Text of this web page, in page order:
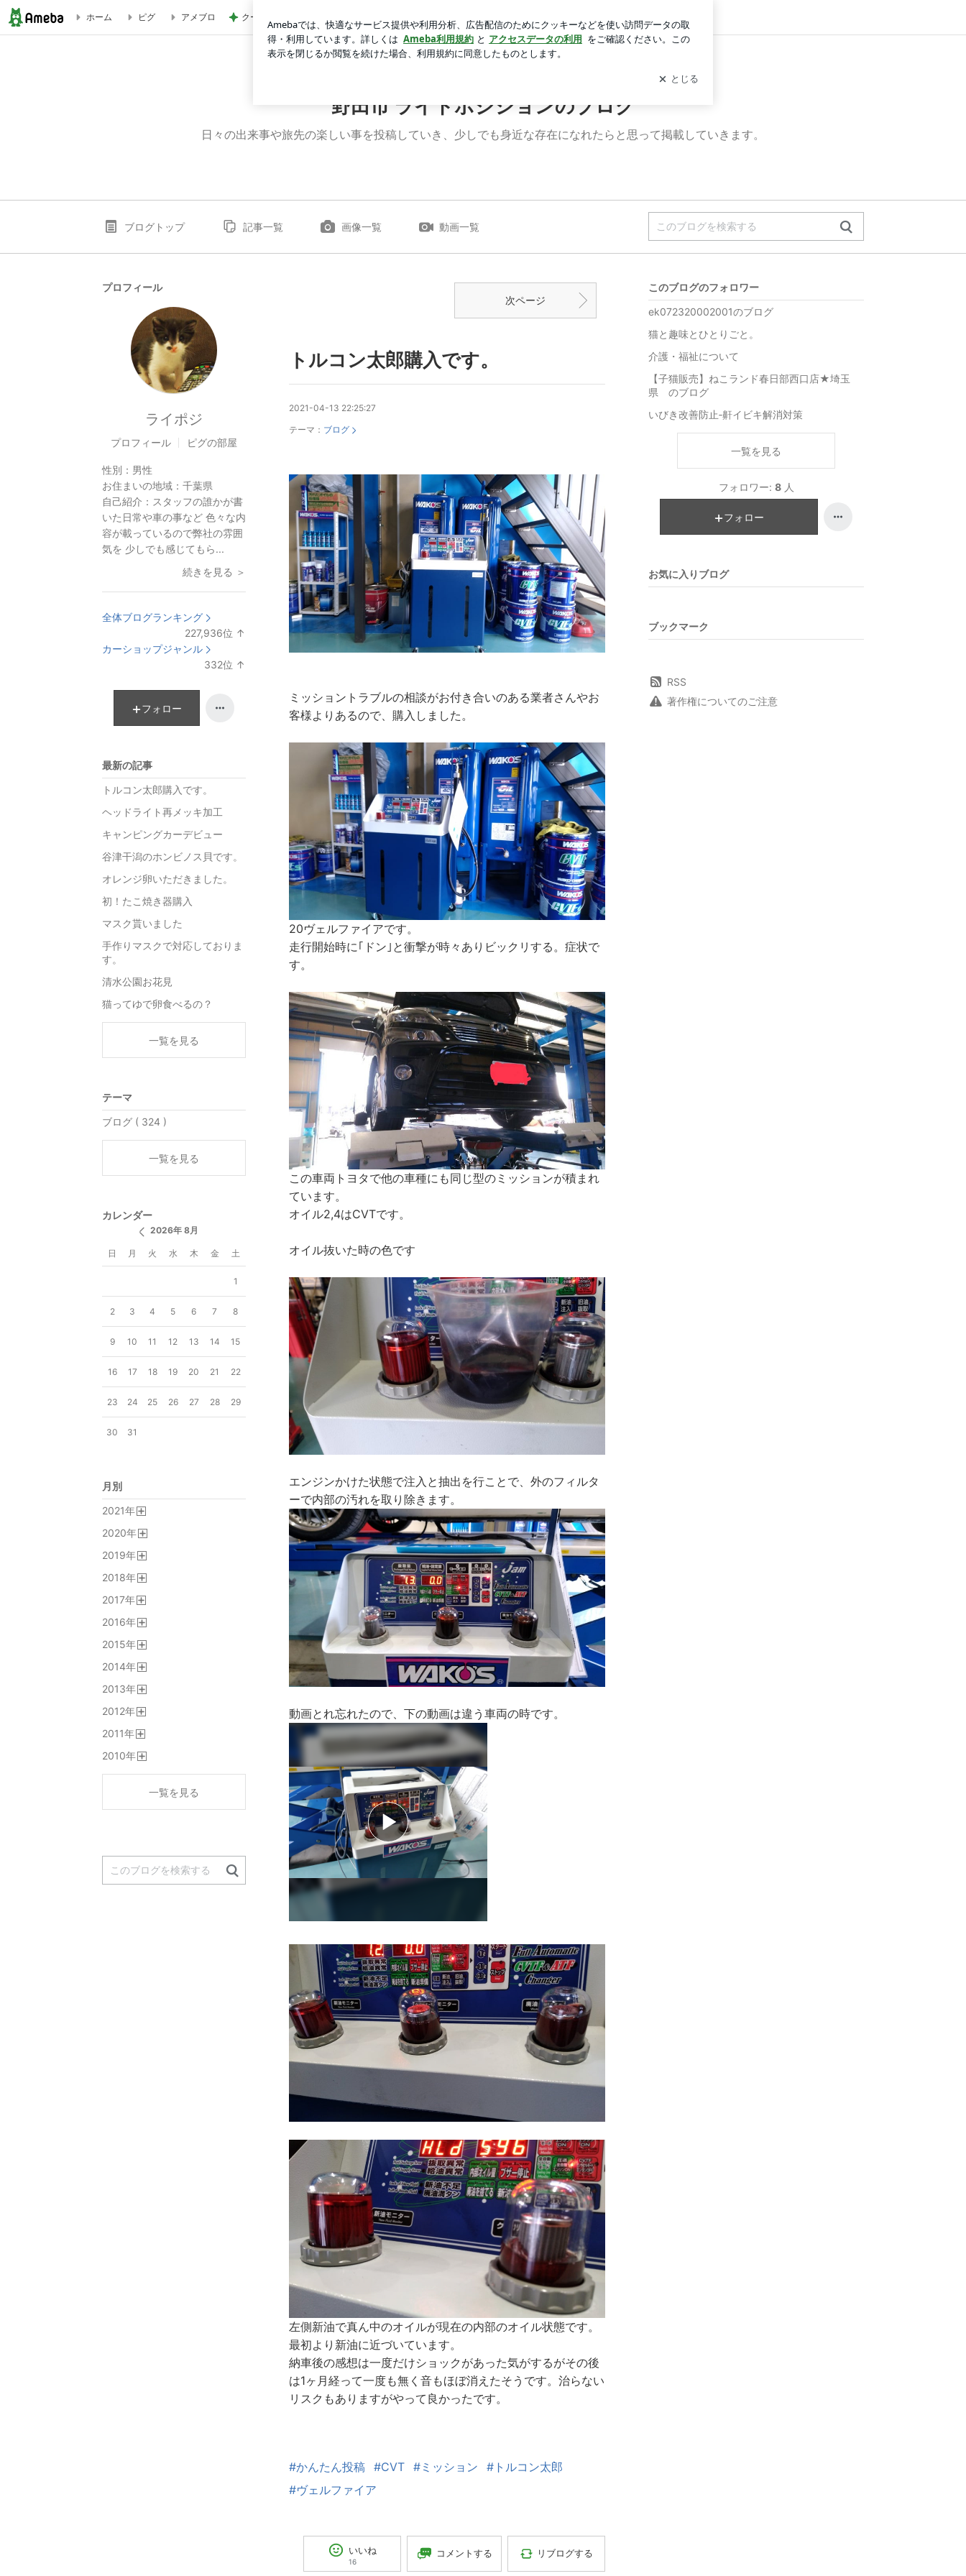
ホーム ピグ アメブロ クーラーで身体がだる重な日の夜 ログイン
野田市 ライトポジションのブログ
日々の出来事や旅先の楽しい事を投稿していき、少しでも身近な存在になれたらと思って掲載していきます。
ブログトップ 記事一覧 画像一覧 動画一覧
次ページ
トルコン太郎購入です。
2021-04-13 22:25:27
テーマ： ブログ
ミッショントラブルの相談がお付き合いのある業者さんやお
客様よりあるので、購入しました。
20ヴェルファイアです。
走行開始時に｢ドン｣と衝撃が時々ありビックリする。症状で
す。
この車両トヨタで他の車種にも同じ型のミッションが積まれ
ています。
オイル2,4はCVTです。
オイル抜いた時の色です
エンジンかけた状態で注入と抽出を行ことで、外のフィルタ
ーで内部の汚れを取り除きます。
動画とれ忘れたので、下の動画は違う車両の時です。
左側新油で真ん中のオイルが現在の内部のオイル状態です。
最初より新油に近づいています。
納車後の感想は一度だけショックがあった気がするがその後
は1ヶ月経って一度も無く音もほぼ消えたそうです。治らない
リスクもありますがやって良かったです。
#かんたん投稿 #CVT #ミッション
#トルコン太郎
#ヴェルファイア
いいね
16
コメントする リブログする
このブログのフォロワー
ek072320002001のブログ
猫と趣味とひとりごと。
介護・福祉について
【子猫販売】ねこランド春日部西口店★埼玉
県 のブログ
いびき改善防止‐鼾イビキ解消対策
一覧を見る
フォロワー: 8 人
フォロー
お気に入りブログ
ブックマーク
RSS
著作権についてのご注意
プロフィール
ライポジ
プロフィール ピグの部屋
性別： 男性
お住まいの地域： 千葉県
自己紹介： スタッフの誰かが書
いた日常や車の事など 色々な内
容が載っているので弊社の雰囲
気を 少しでも感じてもら...
続きを見る ＞
全体ブログランキング
227,936位 ↑
カーショップジャンル
332位 ↑
フォロー
最新の記事
トルコン太郎購入です。
ヘッドライト再メッキ加工
キャンピングカーデビュー
谷津干潟のホンビノス貝です。
オレンジ卵いただきました。
初！たこ焼き器購入
マスク貰いました
手作りマスクで対応しておりま
す。
清水公園お花見
猫ってゆで卵食べるの？
一覧を見る
テーマ
ブログ ( 324 )
一覧を見る
カレンダー
2026年 8月
日 月 火 水 木 金 土
1
2 3 4 5 6 7 8
9 10 11 12 13 14 15
16 17 18 19 20 21 22
23 24 25 26 27 28 29
30 31
月別
2021年
2020年
2019年
2018年
2017年
2016年
2015年
2014年
2013年
2012年
2011年
2010年
一覧を見る